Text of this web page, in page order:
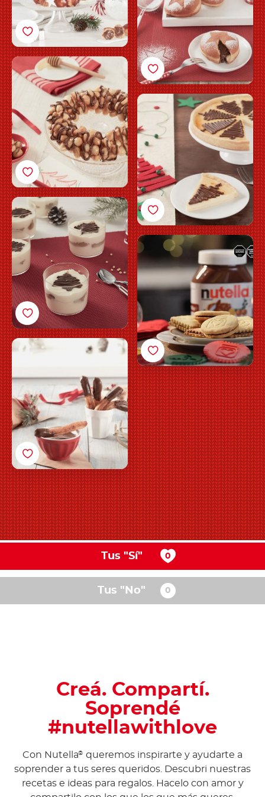
Struffoli con
Nutella<sup>®</sup>
Cheesecake con
Nutella<sup>®</sup>
Minitiramisú con
Nutella<sup>®</sup>
Sándwich de galletitas
navideñas de
Nutella<sup>®</sup>
Churros con
Tus "Sí"
Tus "No"
Creá. Compartí.
Soprendé
#nutellawithlove
Con Nutella® queremos inspirarte y ayudarte a
soprender a tus seres queridos. Descubri nuestras
recetas e ideas para regalos. Hacelo con amor y